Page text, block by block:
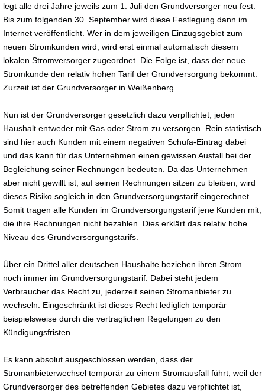
legt alle drei Jahre jeweils zum 1. Juli den Grundversorger neu fest.
Bis zum folgenden 30. September wird diese Festlegung dann im
Internet veröffentlicht. Wer in dem jeweiligen Einzugsgebiet zum
neuen Stromkunden wird, wird erst einmal automatisch diesem
lokalen Stromversorger zugeordnet. Die Folge ist, dass der neue
Stromkunde den relativ hohen Tarif der Grundversorgung bekommt.
Zurzeit ist der Grundversorger in Weißenberg.
Nun ist der Grundversorger gesetzlich dazu verpflichtet, jeden
Haushalt entweder mit Gas oder Strom zu versorgen. Rein statistisch
sind hier auch Kunden mit einem negativen Schufa-Eintrag dabei
und das kann für das Unternehmen einen gewissen Ausfall bei der
Begleichung seiner Rechnungen bedeuten. Da das Unternehmen
aber nicht gewillt ist, auf seinen Rechnungen sitzen zu bleiben, wird
dieses Risiko sogleich in den Grundversorgungstarif eingerechnet.
Somit tragen alle Kunden im Grundversorgungstarif jene Kunden mit,
die ihre Rechnungen nicht bezahlen. Dies erklärt das relativ hohe
Niveau des Grundversorgungstarifs.
Über ein Drittel aller deutschen Haushalte beziehen ihren Strom
noch immer im Grundversorgungstarif. Dabei steht jedem
Verbraucher das Recht zu, jederzeit seinen Stromanbieter zu
wechseln. Eingeschränkt ist dieses Recht lediglich temporär
beispielsweise durch die vertraglichen Regelungen zu den
Kündigungsfristen.
Es kann absolut ausgeschlossen werden, dass der
Stromanbieterwechsel temporär zu einem Stromausfall führt, weil der
Grundversorger des betreffenden Gebietes dazu verpflichtet ist,